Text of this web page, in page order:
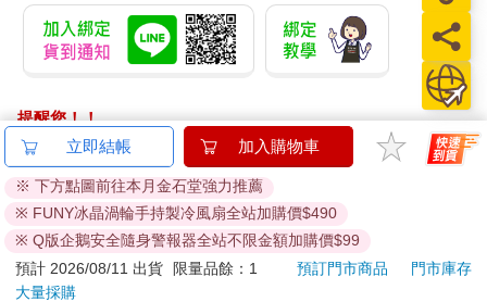
提醒您！！
金石堂及銀行均不會請您操作ATM! 如接獲電話要求您前往
ATM提款機，請不要聽從指示，以免受騙上當！
退換貨須知：
**提醒您，鑑賞期不等於試用期，退回商品須為全新狀態**
依據「消費者保護法」第19條及行政院消費者保護處公告之
「通訊交易解除權合理例外情事適用準則」，以下商品購買
立即結帳 加入購物車
※ 下方點圖前往本月金石堂強力推薦
※ FUNY冰晶渦輪手持製冷風扇全站加購價$490
※ Q版企鵝安全隨身警報器全站不限金額加購價$99
預計 2026/08/11 出貨
限量品餘：1 預訂門市商品
門市庫存
大量採購